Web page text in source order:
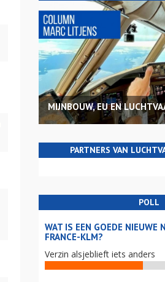
MIJNBOUW, EU EN
PARTNERS VAN
POLL
WAT IS EEN GOEDE NIEUWE
FRANCE-KLM?
Verzin alsjeblieft iets anders